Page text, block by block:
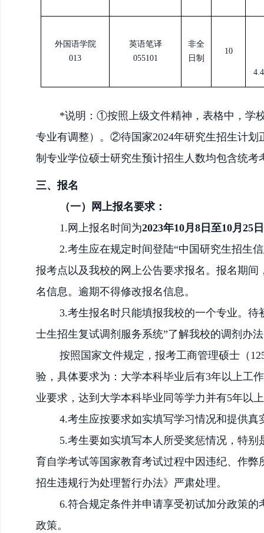
外国语学院
013
英语笔译
055101
非全
日制
10
*说明：①按照上级文件精神，表格中，学
专业有调整）。②待国家2024年研究生招生计
制专业学位硕士研究生预计招生人数均包含统
三、报名
（一）网上报名要求：
1.网上报名时间为2023年10月8日至10月25日
2.考生应在规定时间登陆“中国研究生招生
报考点以及我校的网上公告要求报名。报名期
名信息。逾期不得修改报名信息。
3.考生报名时只能填报我校的一个专业。
士生招生复试调剂服务系统”了解我校的调剂办
按照国家文件规定，报考工商管理硕士（
验，具体要求为：大学本科毕业后有3年以上工
业要求，达到大学本科毕业同等学力并有5年以
4.考生应按要求如实填写学习情况和提供真
5.考生要如实填写本人所受奖惩情况，特
育自学考试等国家教育考试过程中因违纪、作
招生违规行为处理暂行办法》严肃处理。
6.符合规定条件并申请享受初试加分政策
政策。